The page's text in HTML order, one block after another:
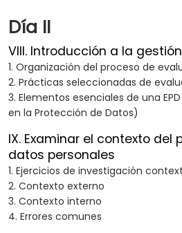
Día II
VIII. Introducción a la
1. Organización del proceso de
2. Prácticas seleccionadas de
3. Elementos esenciales de una
en la Protección de Datos)
IX. Examinar el contexto
datos personales
1. Ejercicios de investigación
2. Contexto externo
3. Contexto interno
4. Errores comunes